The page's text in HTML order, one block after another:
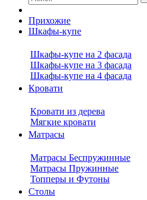
Прихожие
Шкафы-купе
Шкафы-купе на 2 фасада
Шкафы-купе на 3 фасада
Шкафы-купе на 4 фасада
Кровати
Кровати из дерева
Мягкие кровати
Матрасы
Матрасы Беспружинные
Матрасы Пружинные
Топперы и Футоны
Столы